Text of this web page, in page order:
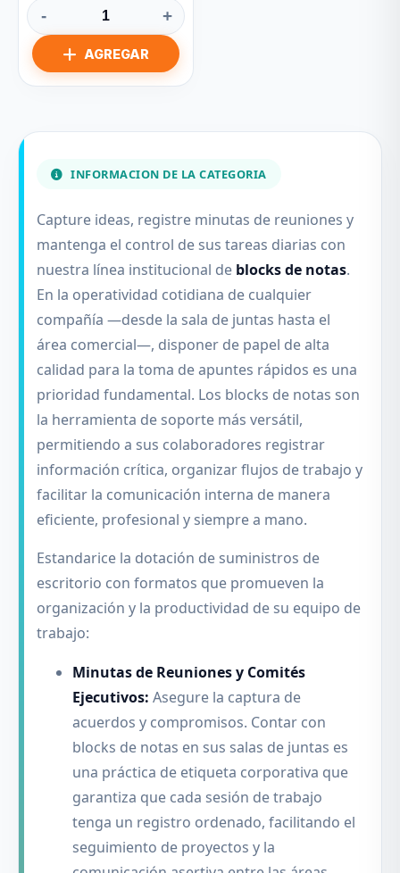
- +
INFORMACION DE LA CATEGORIA
Capture ideas, registre minutas de reuniones y
mantenga el control de sus tareas diarias con
nuestra línea institucional de blocks de notas.
En la operatividad cotidiana de cualquier
compañía —desde la sala de juntas hasta el
área comercial—, disponer de papel de alta
calidad para la toma de apuntes rápidos es una
prioridad fundamental. Los blocks de notas son
la herramienta de soporte más versátil,
permitiendo a sus colaboradores registrar
información crítica, organizar flujos de trabajo y
facilitar la comunicación interna de manera
eficiente, profesional y siempre a mano.
Estandarice la dotación de suministros de
escritorio con formatos que promueven la
organización y la productividad de su equipo de
trabajo:
Minutas de Reuniones y Comités
Ejecutivos: Asegure la captura de
acuerdos y compromisos. Contar con
blocks de notas en sus salas de juntas es
una práctica de etiqueta corporativa que
garantiza que cada sesión de trabajo
tenga un registro ordenado, facilitando el
seguimiento de proyectos y la